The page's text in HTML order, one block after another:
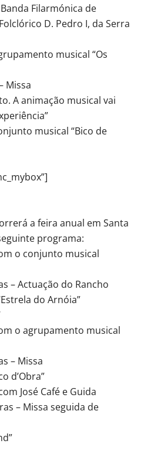
Filarmónica de
D. Pedro I, da Serra
musical “Os
Missa
A animação musical vai
musical “Bico de
a feira anual em Santa
programa:
o conjunto musical
– Actuação do Rancho
do Arnóia”
o agrupamento musical
– Missa
d’Obra”
José Café e Guida
– Missa seguida de